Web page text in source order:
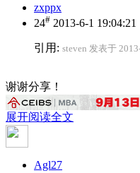
zxppx
24# 2013-6-1 19:04:21
引用: steven 发表于
谢谢分享！
展开阅读全文
Agl27